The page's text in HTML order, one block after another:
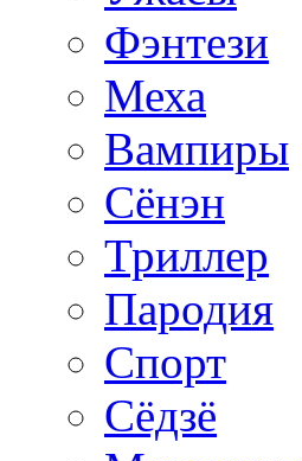
Фэнтези
Меха
Вампиры
Сёнэн
Триллер
Пародия
Спорт
Сёдзё